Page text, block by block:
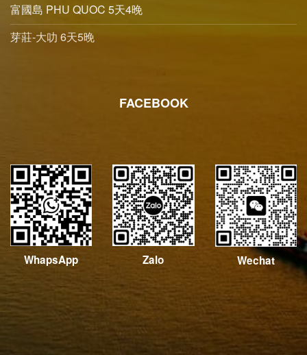
富國島 PHU QUOC 5天4晚
芽莊-大叻 6天5晚
FACEBOOK
WhapsApp Zalo Wechat